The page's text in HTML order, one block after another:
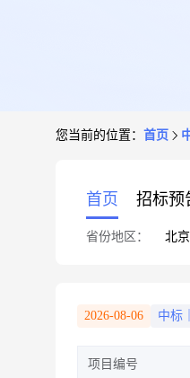
您当前的位置： 首页
首页 招标预
省份地区： 北京
2026-08-06 中标
项目编号